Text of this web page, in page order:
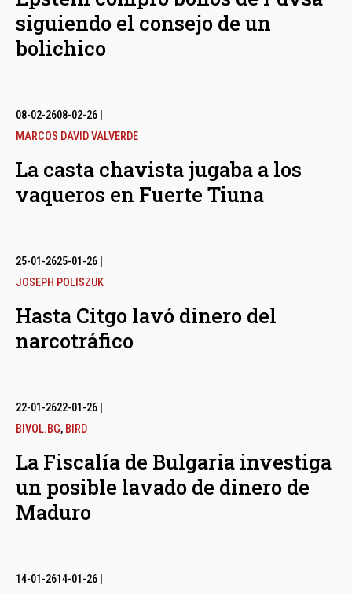
siguiendo el consejo de un
bolichico
08-02-2608-02-26
MARCOS DAVID VALVERDE
La casta chavista jugaba a los
vaqueros en Fuerte Tiuna
25-01-2625-01-26
JOSEPH POLISZUK
Hasta Citgo lavó dinero del
narcotráfico
22-01-2622-01-26
BIVOL.BG, BIRD
La Fiscalía de Bulgaria investiga
un posible lavado de dinero de
Maduro
14-01-2614-01-26